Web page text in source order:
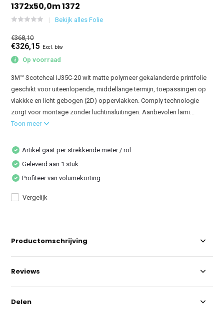
1372x50,0m 1372
Bekijk alles Folie
€368,10
€326,15 Excl. btw
Op voorraad
3M™ Scotchcal IJ35C-20 wit matte polymeer gekalanderde printfolie
geschikt voor uiteenlopende, middellange termijn, toepassingen op
vlakkke en licht gebogen (2D) oppervlakken. Comply technologie
zorgt voor montage zonder luchtinsluitingen. Aanbevolen lami...
Toon meer
Artikel gaat per strekkende meter / rol
Geleverd aan 1 stuk
Profiteer van volumekorting
Vergelijk
Productomschrijving
Reviews
Delen